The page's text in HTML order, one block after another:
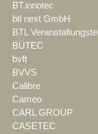
BT.innotec
btl next GmbH
BTL
BÜTEC
bvft
BVVS
Calibre
Cameo
CARL GROUP
CASETEC